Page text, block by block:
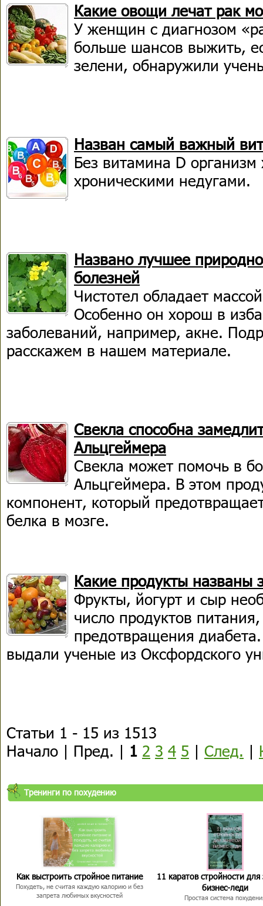
Какие овощи лечат рак
У женщин с диагнозом
больше шансов выжить,
зелени, обнаружили
Назван самый важный
Без витамина D организм
хроническими недугами.
Названо лучшее
болезней
Чистотел обладает
Особенно он хорош в
заболеваний, например, акне.
расскажем в нашем материале.
Свекла способна
Альцгеймера
Свекла может помочь в
Альцгеймера. В этом
компонент, который
белка в мозге.
Какие продукты названы
Фрукты, йогурт и сыр
число продуктов
предотвращения
выдали ученые из Оксфордского
Статьи 1 - 15 из 1513
Начало | Пред. | 1 2 3 4 5 | След. |
Тренинги по похудению
Как выстроить стройное питание
Похудеть, не считая каждую калорию и без
запрета любимых вкусностей
11 каратов стройности для
бизнес-леди
Простая система